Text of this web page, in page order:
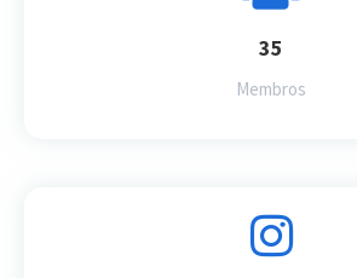
35
Membros